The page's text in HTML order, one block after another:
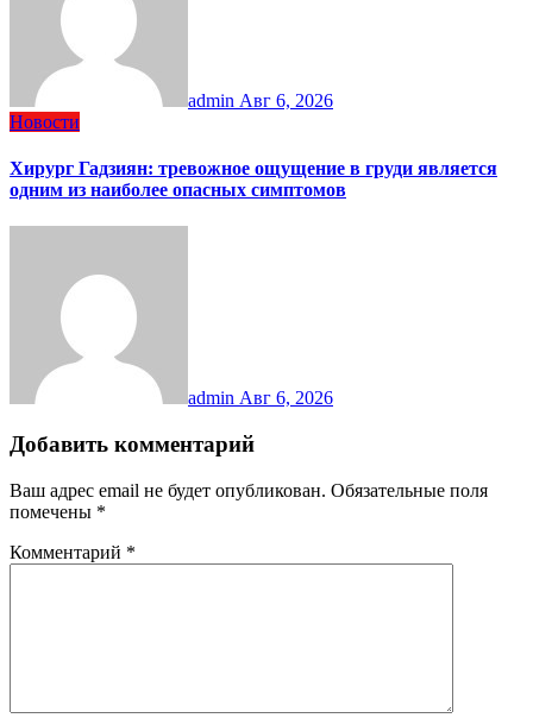
admin Авг 6, 2026
Новости
Хирург Гадзиян: тревожное ощущение в груди является
одним из наиболее опасных симптомов
admin Авг 6, 2026
Добавить комментарий
Ваш адрес email не будет опубликован. Обязательные поля
помечены *
Комментарий *